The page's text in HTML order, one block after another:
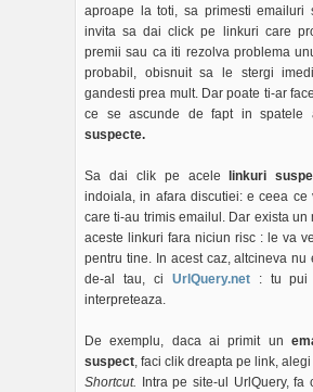
aproape la toti, sa primesti emailuri
invita sa dai click pe linkuri care
premii sau ca iti rezolva problema
probabil, obisnuit sa le stergi
gandesti prea mult. Dar poate ti-ar
ce se ascunde de fapt in spatele
suspecte.
Sa dai clik pe acele linkuri
indoiala, in afara discutiei: e ceea ce
care ti-au trimis emailul. Dar exista un
aceste linkuri fara niciun risc : le va
pentru tine. In acest caz, altcineva nu
de-al tau, ci UrlQuery.net
: tu pui
interpreteaza.
De exemplu, daca ai primit un
suspect, faci clik dreapta pe link,
Shortcut.
Intra pe site-ul UrlQuery, fa